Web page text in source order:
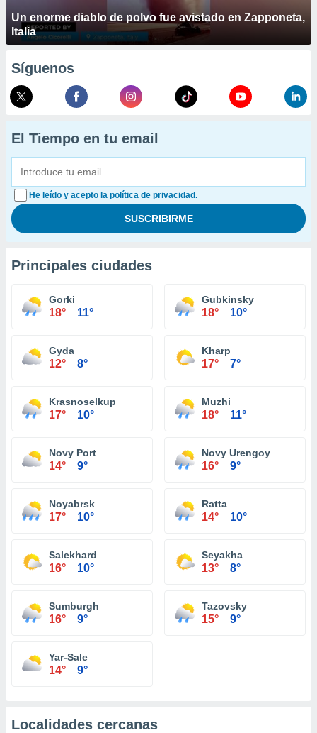
Un enorme diablo de polvo fue avistado en Zapponeta,
Italia
Síguenos
El Tiempo en tu email
He leído y acepto la política de privacidad.
Principales ciudades
Gorki
18° 11°
Gubkinsky
18° 10°
Gyda
12° 8°
Kharp
17° 7°
Krasnoselkup
17° 10°
Muzhi
18° 11°
Novy Port
14° 9°
Novy Urengoy
16° 9°
Noyabrsk
17° 10°
Ratta
14° 10°
Salekhard
16° 10°
Seyakha
13° 8°
Sumburgh
16° 9°
Tazovsky
15° 9°
Yar-Sale
14° 9°
Localidades cercanas